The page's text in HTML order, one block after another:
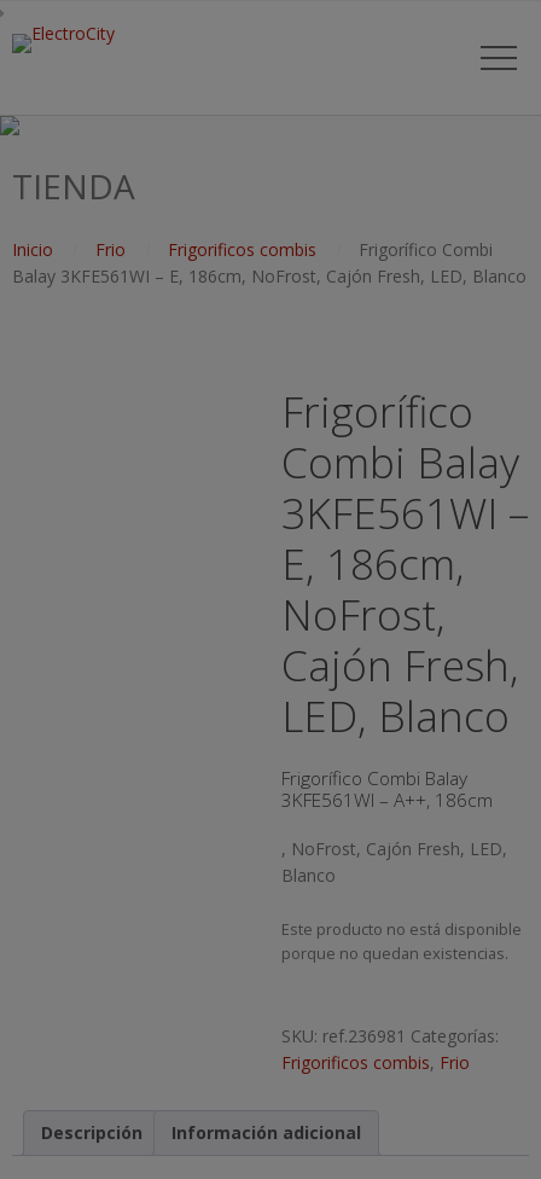
TIENDA
Inicio Frio Frigorificos combis
Frigorífico Combi
Balay 3KFE561WI – E, 186cm, NoFrost, Cajón Fresh, LED, Blanco
Frigorífico
Combi Balay
3KFE561WI –
E, 186cm,
NoFrost,
Cajón Fresh,
LED, Blanco
Frigorífico Combi Balay
3KFE561WI – A++, 186cm
, NoFrost, Cajón Fresh, LED,
Blanco
Este producto no está disponible
porque no quedan existencias.
SKU: ref.236981 Categorías:
Frigorificos combis, Frio
Descripción Información adicional